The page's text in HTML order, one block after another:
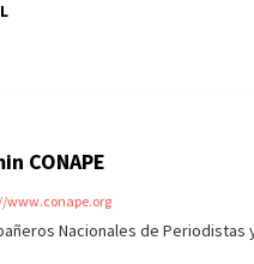
CONAPE
www.conape.org
Nacionales de Periodistas